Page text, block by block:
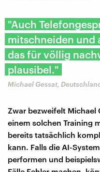
"Auch
mitschneiden und
das für völlig
plausibel."
Michael Gessat,
Zwar bezweifelt Michael
einem solchen Training
bereits tatsächlich
kann. Falls die AI-
performen und